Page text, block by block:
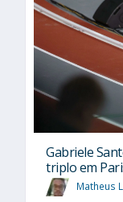
Gabriele
triplo em
Matheus